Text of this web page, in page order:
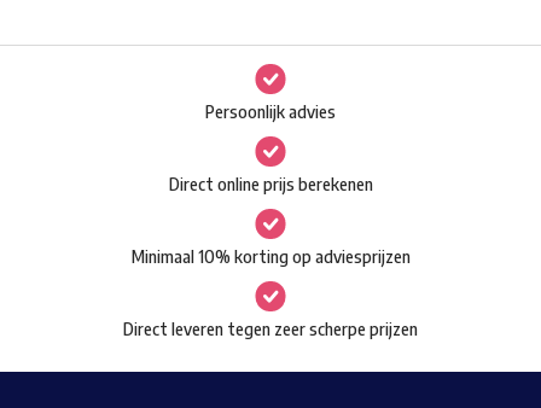
Waar ben je naar op zoek?
Deze
optie
kan
gekozen
worden
op
de
productpagina
Persoonlijk advies
Direct online prijs berekenen
Minimaal 10% korting op adviesprijzen
Direct leveren tegen zeer scherpe prijzen